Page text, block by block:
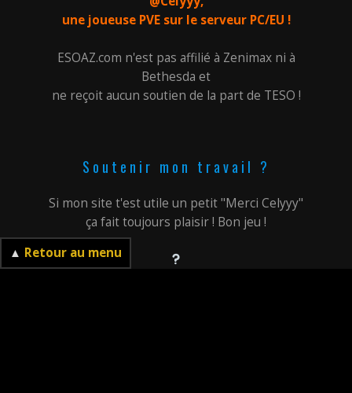
▲ Retour au menu
une joueuse PVE sur le serveur PC/EU !
ESOAZ.com n'est pas affilié à Zenimax ni à
Bethesda et
ne reçoit aucun soutien de la part de TESO !
Soutenir mon travail ?
Si mon site t'est utile un petit "Merci Celyyy"
ça fait toujours plaisir ! Bon jeu !